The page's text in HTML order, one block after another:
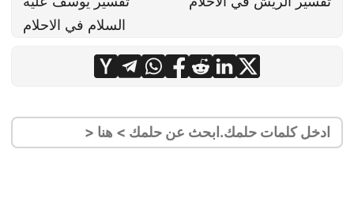
السلام في الاحلام